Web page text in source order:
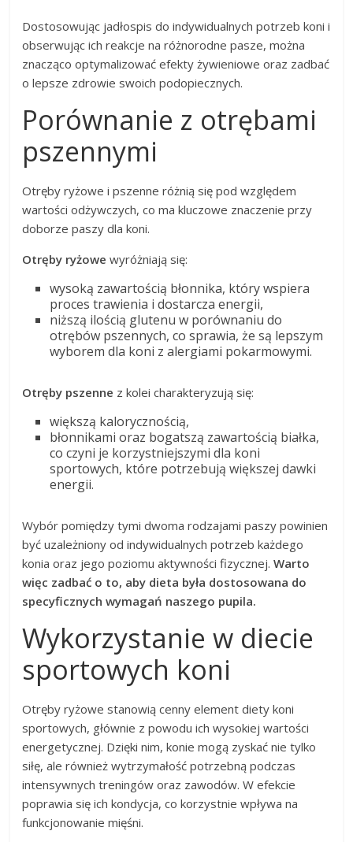
Dostosowując jadłospis do indywidualnych potrzeb koni i
obserwując ich reakcje na różnorodne pasze, można
znacząco optymalizować efekty żywieniowe oraz zadbać
o lepsze zdrowie swoich podopiecznych.
Porównanie z otrębami
pszennymi
Otręby ryżowe i pszenne różnią się pod względem
wartości odżywczych, co ma kluczowe znaczenie przy
doborze paszy dla koni.
Otręby ryżowe wyróżniają się:
wysoką zawartością błonnika, który wspiera
proces trawienia i dostarcza energii,
niższą ilością glutenu w porównaniu do
otrębów pszennych, co sprawia, że są lepszym
wyborem dla koni z alergiami pokarmowymi.
Otręby pszenne z kolei charakteryzują się:
większą kalorycznością,
błonnikami oraz bogatszą zawartością białka,
co czyni je korzystniejszymi dla koni
sportowych, które potrzebują większej dawki
energii.
Wybór pomiędzy tymi dwoma rodzajami paszy powinien
być uzależniony od indywidualnych potrzeb każdego
konia oraz jego poziomu aktywności fizycznej.Warto
więc zadbać o to, aby dieta była dostosowana do
specyficznych wymagań naszego pupila.
Wykorzystanie w diecie
sportowych koni
Otręby ryżowe stanowią cenny element diety koni
sportowych, głównie z powodu ich wysokiej wartości
energetycznej. Dzięki nim, konie mogą zyskać nie tylko
siłę, ale również wytrzymałość potrzebną podczas
intensywnych treningów oraz zawodów. W efekcie
poprawia się ich kondycja, co korzystnie wpływa na
funkcjonowanie mięśni.